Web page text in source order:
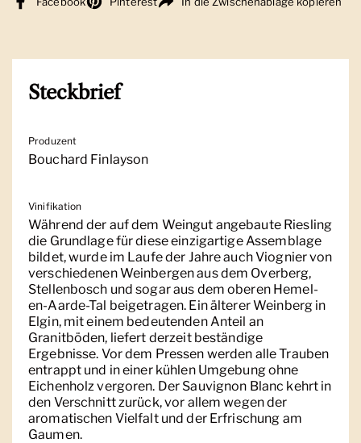
Steckbrief
Produzent
Bouchard Finlayson
Vinifikation
Während der auf dem Weingut angebaute Riesling
die Grundlage für diese einzigartige Assemblage
bildet, wurde im Laufe der Jahre auch Viognier von
verschiedenen Weinbergen aus dem Overberg,
Stellenbosch und sogar aus dem oberen Hemel-
en-Aarde-Tal beigetragen. Ein älterer Weinberg in
Elgin, mit einem bedeutenden Anteil an
Granitböden, liefert derzeit beständige
Ergebnisse. Vor dem Pressen werden alle Trauben
entrappt und in einer kühlen Umgebung ohne
Eichenholz vergoren. Der Sauvignon Blanc kehrt in
den Verschnitt zurück, vor allem wegen der
aromatischen Vielfalt und der Erfrischung am
Gaumen.